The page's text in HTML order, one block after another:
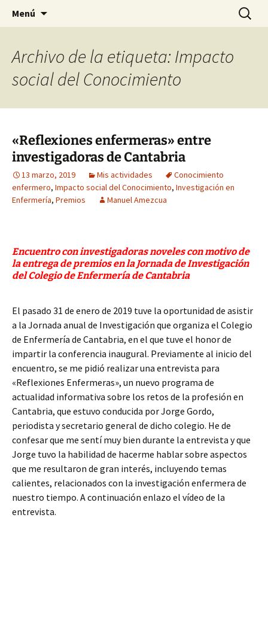
Gomeres
Historia, cultura y pensamiento
Menú Buscar:
Archivo de la etiqueta: Impacto
social del Conocimiento
«Reflexiones enfermeras» entre
investigadoras de Cantabria
13 marzo, 2019 Mis actividades
Conocimiento
enfermero, Impacto social del Conocimiento, Investigación en
Enfermería, Premios Manuel Amezcua
Encuentro con investigadoras noveles con motivo de
la entrega de premios en la Jornada de Investigación
del Colegio de Enfermería de Cantabria
El pasado 31 de enero de 2019 tuve la oportunidad de asistir
a la Jornada anual de Investigación que organiza el Colegio
de Enfermería de Cantabria, en el que tuve el honor de
impartir la conferencia inaugural. Previamente al inicio del
encuentro, se me pidió realizar una entrevista para
«Reflexiones Enfermeras», un nuevo programa de
actualidad informativa sobre los retos de la profesión en
Cantabria, que estuvo conducida por Jorge Gordo,
periodista y secretario general de dicho colegio. He de
confesar que me sentí muy bien durante la entrevista y que
Jorge tuvo la habilidad de hacerme hablar sobre aspectos
que me resultaron de gran interés, incluyendo temas
calientes, relacionados con la investigación enfermera de
nuestro tiempo. A continuación enlazo el vídeo de la
entrevista.